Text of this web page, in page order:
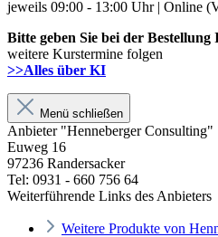
jeweils 09:00 - 13:00 Uhr | Online
Bitte geben Sie bei der
weitere Kurstermine folgen
>>Alles über KI
Menü schließen
Anbieter "Henneberger Consulting"
Euweg 16
97236 Randersacker
Tel: 0931 - 660 756 64
Weiterführende Links des Anbieters
Weitere Produkte von